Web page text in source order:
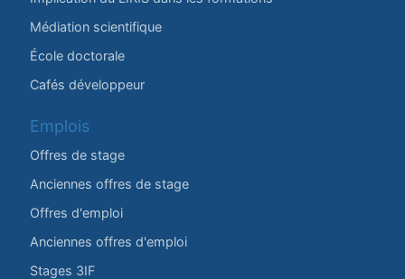
Médiation scientifique
École doctorale
Cafés développeur
Emplois
Offres de stage
Anciennes offres de stage
Offres d'emploi
Anciennes offres d'emploi
Stages 3IF